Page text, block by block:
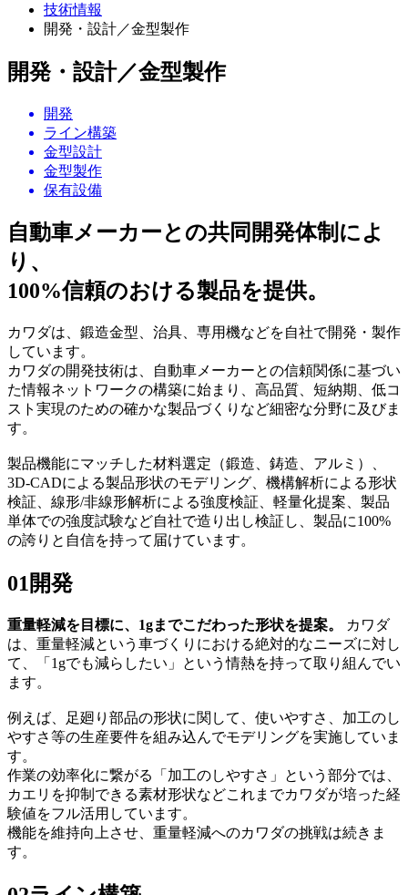
技術情報
開発・設計／金型製作
開発・設計／金型製作
開発
ライン構築
金型設計
金型製作
保有設備
自動車メーカーとの共同開発体制によ
り、
100%信頼のおける製品を提供。
カワダは、鍛造金型、治具、専用機などを自社で開発・製作
しています。
カワダの開発技術は、自動車メーカーとの信頼関係に基づい
た情報ネットワークの構築に始まり、高品質、短納期、低コ
スト実現のための確かな製品づくりなど細密な分野に及びま
す。
製品機能にマッチした材料選定（鍛造、鋳造、アルミ）、
3D-CADによる製品形状のモデリング、機構解析による形状
検証、線形/非線形解析による強度検証、軽量化提案、製品
単体での強度試験など自社で造り出し検証し、製品に100%
の誇りと自信を持って届けています。
01開発
重量軽減を目標に、1gまでこだわった形状を提案。
カワダ
は、重量軽減という車づくりにおける絶対的なニーズに対し
て、「1gでも減らしたい」という情熱を持って取り組んでい
ます。
例えば、足廻り部品の形状に関して、使いやすさ、加工のし
やすさ等の生産要件を組み込んでモデリングを実施していま
す。
作業の効率化に繋がる「加工のしやすさ」という部分では、
カエリを抑制できる素材形状などこれまでカワダが培った経
験値をフル活用しています。
機能を維持向上させ、重量軽減へのカワダの挑戦は続きま
す。